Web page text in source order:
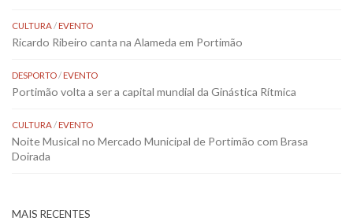
CULTURA/EVENTO
Ricardo Ribeiro canta na Alameda em Portimão
DESPORTO/EVENTO
Portimão volta a ser a capital mundial da Ginástica Rítmica
CULTURA/EVENTO
Noite Musical no Mercado Municipal de Portimão com Brasa
Doirada
MAIS RECENTES